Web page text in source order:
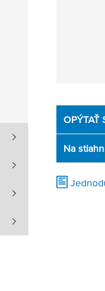
OPÝTAŤ
Na